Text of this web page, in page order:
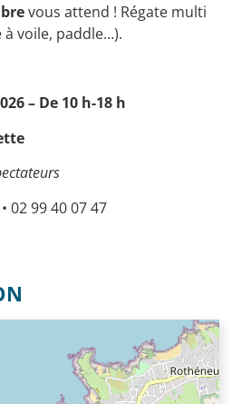
vous attend ! Régate multi
voile, paddle…).
– De 10 h-18 h
02 99 40 07 47